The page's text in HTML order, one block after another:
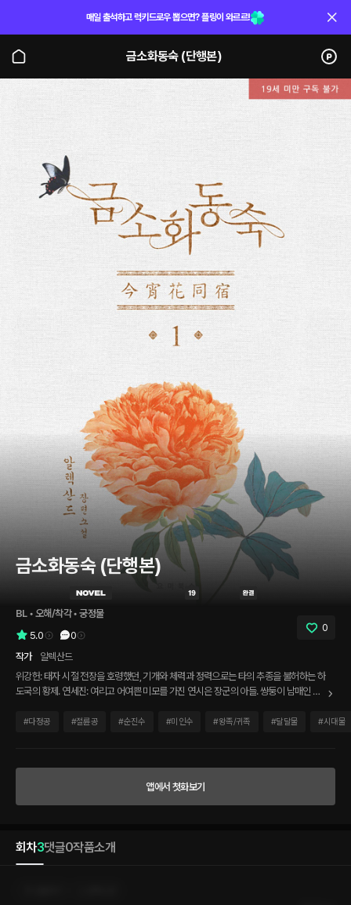
매일 출석하고 럭키드로우 뽑으면? 플링이 와르르!
금소화동숙 (단행본)
금소화동숙 (단행본)
BL • 오해/착각 • 궁정물
5.0
0
0
작가
알렉산드
위강헌: 태자 시절 전장을 호령했던, 기개와 체력과 정력으로는 타의 추종을 불허하는 하
도국의 황제. 연세진: 여리고 어여쁜 미모를 가진 연시은 장군의 아들. 쌍둥이 남매인 연
으로 유명한 연시은 장군 밑에 태어난 쌍둥이 남매는 누가 봐도 서로 가야 할 길을 잘못
을 자랑하는 대장부로 자라난 것이다. 그런 연시은의 집안에도 3년 동안 병역의 의무를
치르라는 통지서가 날아들고, 거친 사내들이 가득한 군대로 어여쁘고 여린 아들 녀석을
시은의 집안에 청천벽력 같은 명이 떨어진다. 연시은 장군의 딸인 연세린에게 입궐을 하
라는 명이었는데…. 네가 여기 있기만 하면 난 널 반드시 찾아낼 것이다.
#다정공 #절륜공 #순진수 #미인수 #왕족/귀족 #달달물 #시대물
앱에서 첫화보기
회차3댓글0작품소개